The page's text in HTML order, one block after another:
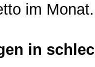
im Monat.
in